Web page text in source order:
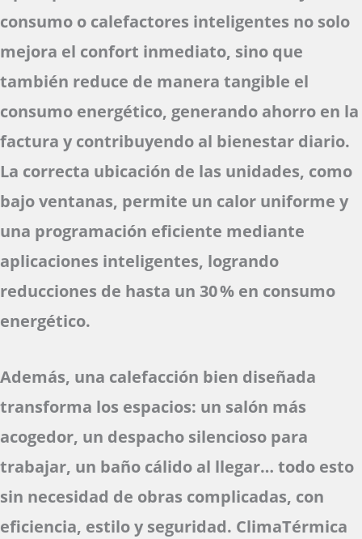
consumo o calefactores inteligentes no solo
mejora el confort inmediato, sino que
también reduce de manera tangible el
consumo energético, generando ahorro en la
factura y contribuyendo al bienestar diario.
La correcta ubicación de las unidades, como
bajo ventanas, permite un calor uniforme y
una programación eficiente mediante
aplicaciones inteligentes, logrando
reducciones de hasta un 30 % en consumo
energético.
Además, una calefacción bien diseñada
transforma los espacios: un salón más
acogedor, un despacho silencioso para
trabajar, un baño cálido al llegar… todo esto
sin necesidad de obras complicadas, con
eficiencia, estilo y seguridad. ClimaTérmica